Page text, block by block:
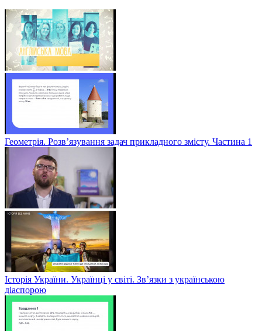
Геометрія. Розв’язування задач прикладного змісту. Частина 1
Історія України. Українці у світі. Зв’язки з українською
діаспорою